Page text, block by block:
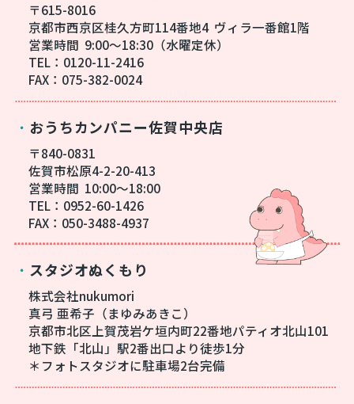
〒615-8016
京都市西京区桂久方町114番地4 ヴィラ一番館1階
営業時間 9:00～18:30（水曜定休）
TEL：0120-11-2416
FAX：075-382-0024
・ おうちカンパニー佐賀中央店
〒840-0831
佐賀市松原4-2-20-413
営業時間 10:00～18:00
TEL：0952-60-1426
FAX：050-3488-4937
・ スタジオぬくもり
株式会社nukumori
真弓 亜希子（まゆみあきこ）
京都市北区上賀茂岩ケ垣内町22番地パティオ北山101
地下鉄「北山」駅2番出口より徒歩1分
＊フォトスタジオに駐車場2台完備